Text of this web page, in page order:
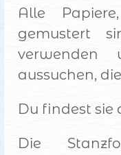
Alle
gemustert
aussuchen,
Du findest sie
Die